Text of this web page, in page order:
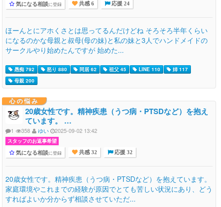
気になる相談に登録 共感 6 応援 24
ほーんとにアホくさとは思ってるんだけどね そろそろ半年くらい
になるのかな母親と叔母(母の妹)と私の妹と3人でハンドメイドの
サークルやり始めたんですが 始めた...
愚痴 792 怒り 880 同居 62 祖父 45 LINE 110
姉 117
母親 200
心の悩み
20歳女性です。精神疾患（うつ病・PTSDなど）を抱え
ています。 …
1 358 ゆい 2025-09-02 13:42
スタッフのお返事希望
気になる相談に登録 共感 32 応援 32
20歳女性です。精神疾患（うつ病・PTSDなど）を抱えています。
家庭環境やこれまでの経験が原因でとても苦しい状況にあり、どう
すればよいか分からず相談させていただ...